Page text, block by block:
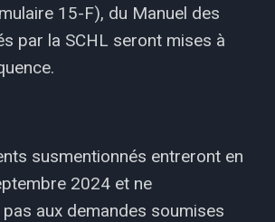
15-F), du Manuel des
par la SCHL seront mises à
susmentionnés entreront en
2024 et ne
pas aux demandes soumises